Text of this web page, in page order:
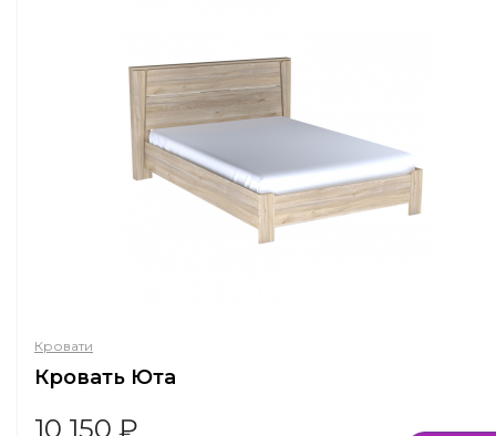
Кровати
Кровать Юта
10 150 ₽